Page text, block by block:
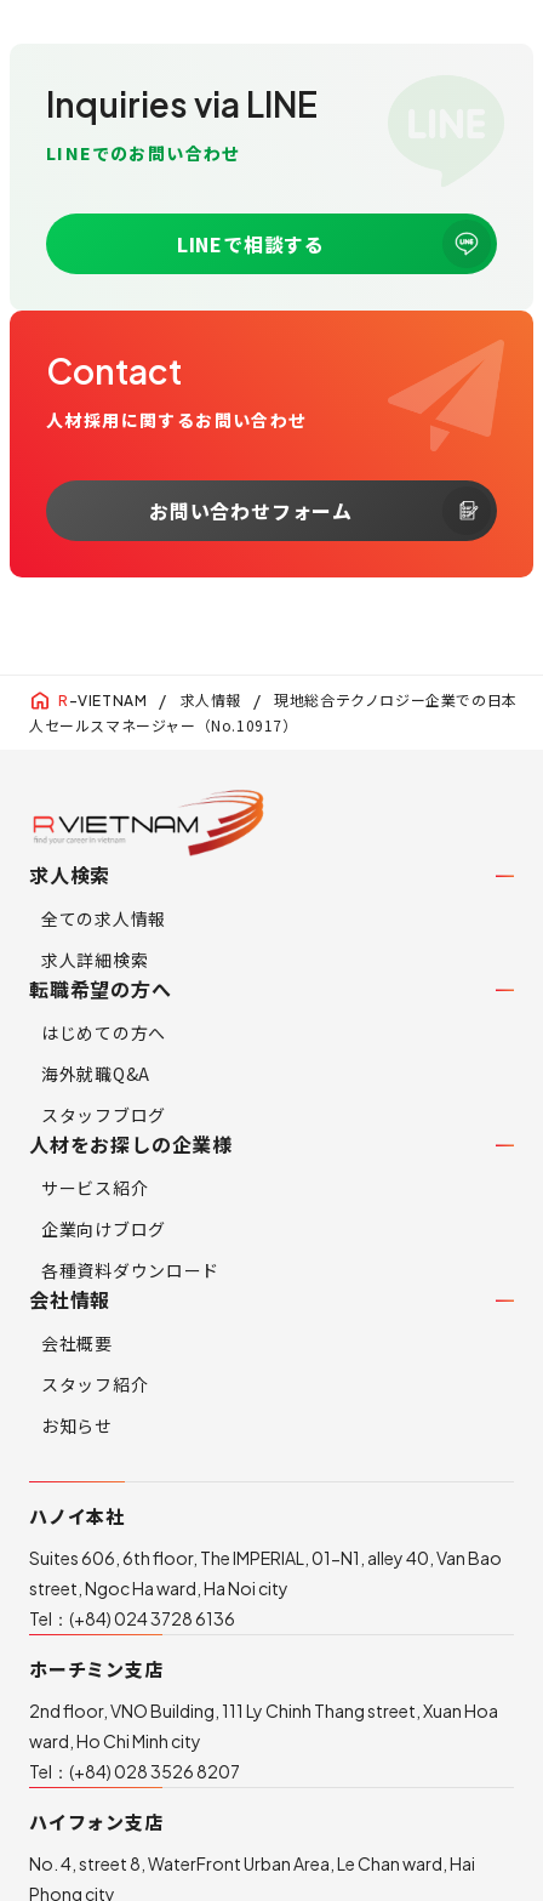
Inquiries via LINE
LINEでのお問い合わせ
LINEで相談する
Contact
人材採用に関するお問い合わせ
お問い合わせフォーム
R -VIETNAM 求人情報
現地総合テクノロジー企業での日本
人セールスマネージャー（No.10917）
求人検索
全ての求人情報
求人詳細検索
転職希望の方へ
はじめての方へ
海外就職Q&A
スタッフブログ
人材をお探しの企業様
サービス紹介
企業向けブログ
各種資料ダウンロード
会社情報
会社概要
スタッフ紹介
お知らせ
ハノイ本社
Suites 606, 6th floor, The IMPERIAL, 01-N1, alley 40, Van Bao
street, Ngoc Ha ward, Ha Noi city
Tel： (+84) 024 3728 6136
ホーチミン支店
2nd floor, VNO Building, 111 Ly Chinh Thang street, Xuan Hoa
ward, Ho Chi Minh city
Tel： (+84) 028 3526 8207
ハイフォン支店
No. 4, street 8, WaterFront Urban Area, Le Chan ward, Hai
Phong city